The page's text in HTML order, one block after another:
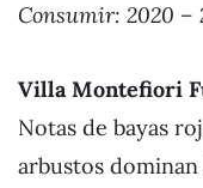
Consumir: 2020 –
Villa Montefiori
Notas de bayas
arbustos